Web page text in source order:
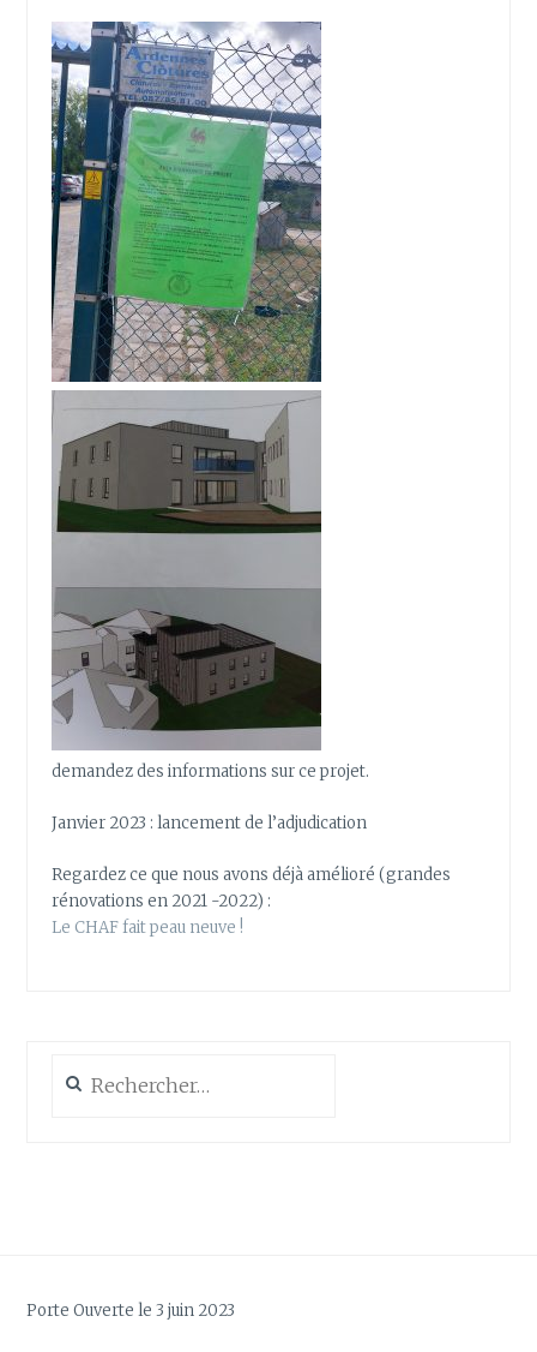
demandez des informations sur ce projet.
Janvier 2023 : lancement de l’adjudication
Regardez ce que nous avons déjà amélioré (grandes
rénovations en 2021 -2022) :
Le CHAF fait peau neuve !
Porte Ouverte le 3 juin 2023